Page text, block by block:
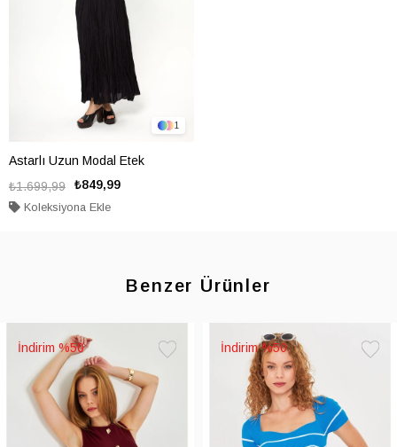
1
Astarlı Uzun Modal Etek
₺849,99
₺1.699,99
Koleksiyona Ekle
Benzer Ürünler
%50 %50